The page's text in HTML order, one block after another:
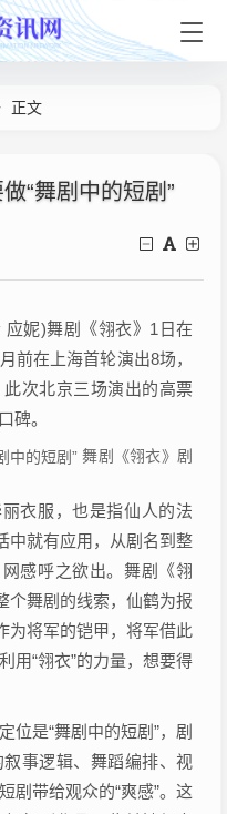
正文
“舞剧中的短剧”
妮)舞剧《翎衣》1日在
前在上海首轮演出8场，
次北京三场演出的高票
碑。
舞剧《翎衣》剧
衣服，也是指仙人的法
中就有应用，从剧名到整
感呼之欲出。舞剧《翎
个舞剧的线索，仙鹤为报
为将军的铠甲，将军借此
用“翎衣”的力量，想要得
是“舞剧中的短剧”，剧
事逻辑、舞蹈编排、视
剧带给观众的“爽感”。这